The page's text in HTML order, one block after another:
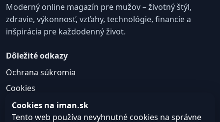
Moderný online magazín pre mužov – životný štýl,
zdravie, výkonnosť, vzťahy, technológie, financie a
inšpirácia pre každodenný život.
Dôležité odkazy
Ochrana súkromia
Cookies
GDPR a práva dotknutej osoby
Podmienky používania
Cookies na iman.sk
Tento web používa nevyhnutné cookies na správne